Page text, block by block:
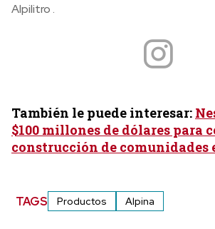
Alpilitro .
También le puede interesar:
$100 millones de dólares para
construcción de comunidades
TAGS Productos Alpina